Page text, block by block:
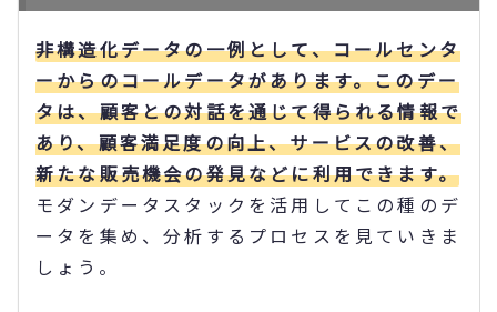
非構造化データの一例として、コールセンタ
ーからのコールデータがあります。このデー
タは、顧客との対話を通じて得られる情報で
あり、顧客満足度の向上、サービスの改善、
新たな販売機会の発見などに利用できます。
モダンデータスタックを活用してこの種のデ
ータを集め、分析するプロセスを見ていきま
しょう。